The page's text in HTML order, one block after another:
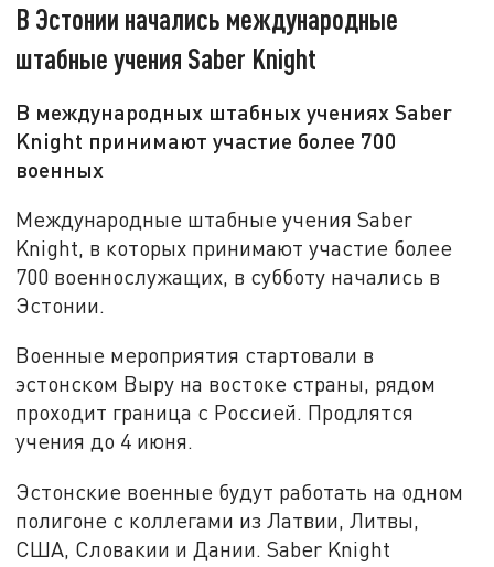
В Эстонии начались международные
штабные учения Saber Knight
В международных штабных учениях Saber
Knight принимают участие более 700
военных
Международные штабные учения Saber
Knight, в которых принимают участие более
700 военнослужащих, в субботу начались в
Эстонии.
Военные мероприятия стартовали в
эстонском Выру на востоке страны, рядом
проходит граница с Россией. Продлятся
учения до 4 июня.
Эстонские военные будут работать на одном
полигоне с коллегами из Латвии, Литвы,
США, Словакии и Дании. Saber Knight